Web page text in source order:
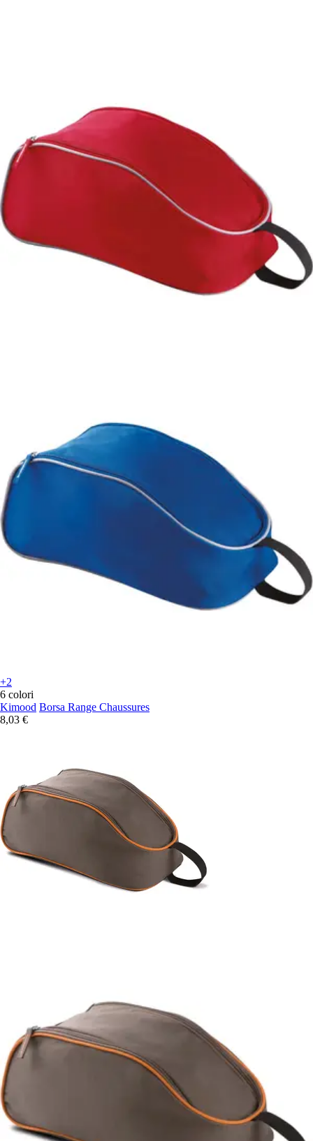
+2
6 colori
Kimood Borsa Range Chaussures
8,03 €